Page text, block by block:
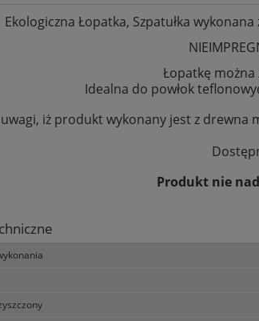
Ekologiczna Łopatka, Szpatułka
Łopatkę można
Idealna do powłok
iż produkt wykonany jest z
Produkt nie